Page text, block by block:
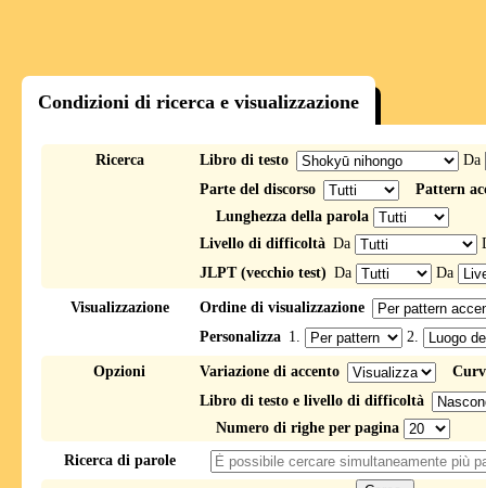
Condizioni di ricerca e visualizzazione
Ricerca Libro di testo
Da
Parte del discorso
Pattern
Lunghezza della parola
Livello di difficoltà Da
JLPT (vecchio test) Da Da
Visualizzazione
Ordine di visualizzazione
Personalizza 1. 2.
Opzioni Variazione di accento
Libro di testo e livello di difficoltà
Numero di righe per pagina
Ricerca di parole